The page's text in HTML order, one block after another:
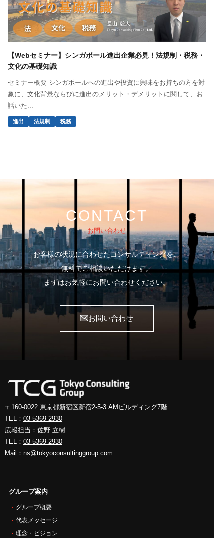
【Webセミナー】シンガポール進出企業必見！法規制・税務・
文化の基礎知識
セミナー概要 シンガポールへの進出や投資に興味をお持ちの方を対
象に、文化背景ならびに進出のメリット・デメリットに関して、お
話いた...
進出 法規制 税務
CONTACT
お問い合わせ
お客様の状況に合わせたコンサルティングを、
無料でご相談いただけます。
まずはお気軽にお問い合わせください。
お問い合わせ
〒160-0022 東京都新宿区新宿2-5-3 AMビルディング7階
TEL： 03-5369-2930
広報担当：佐野 立樹
TEL： 03-5369-2930
Mail： ns@tokyoconsultinggroup.com
グループ案内
グループ概要
代表メッセージ
理念・ビジョン